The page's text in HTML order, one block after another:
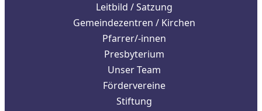
Leitbild / Satzung
Gemeindezentren / Kirchen
Pfarrer/-innen
Presbyterium
Unser Team
Fördervereine
Stiftung